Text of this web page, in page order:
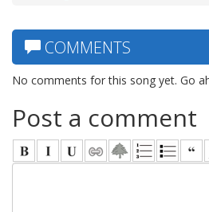
COMMENTS
No comments for this song yet. Go
Post a comment